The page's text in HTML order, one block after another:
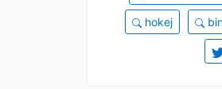
hokej